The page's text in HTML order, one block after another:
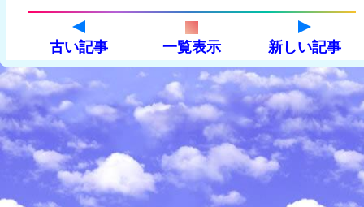
古い記事 一覧表示 新しい記事